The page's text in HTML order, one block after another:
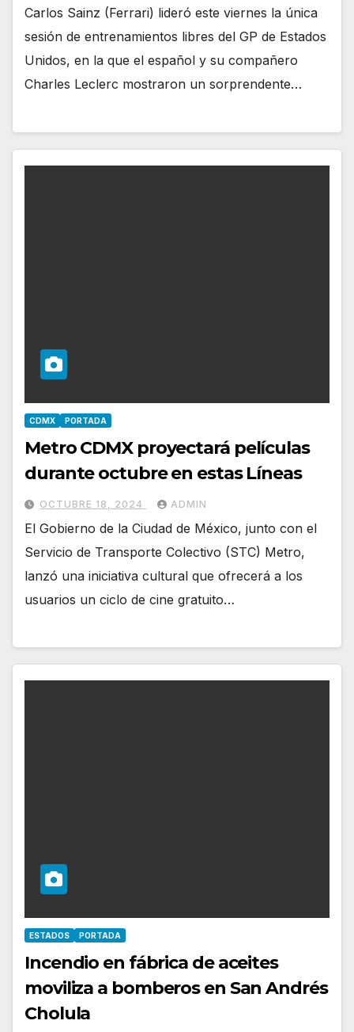
Carlos Sainz (Ferrari) lideró este viernes la única
sesión de entrenamientos libres del GP de Estados
Unidos, en la que el español y su compañero
Charles Leclerc mostraron un sorprendente…
CDMX PORTADA
Metro CDMX proyectará películas
durante octubre en estas Líneas
OCTUBRE 18, 2024 ADMIN
El Gobierno de la Ciudad de México, junto con el
Servicio de Transporte Colectivo (STC) Metro,
lanzó una iniciativa cultural que ofrecerá a los
usuarios un ciclo de cine gratuito…
ESTADOS PORTADA
Incendio en fábrica de aceites
moviliza a bomberos en San Andrés
Cholula